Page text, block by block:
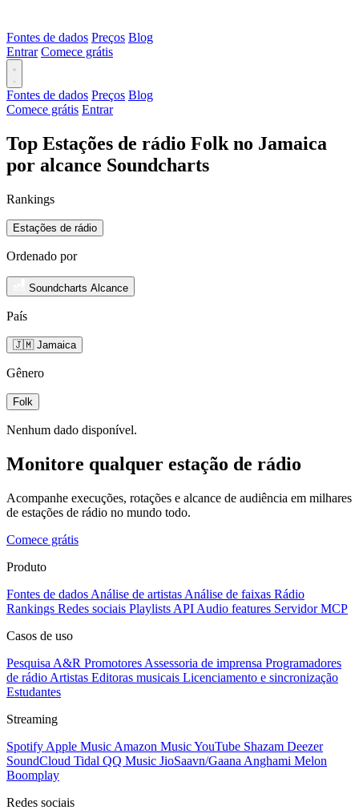
Fontes de dados Preços Blog
Entrar Comece grátis
Fontes de dados Preços Blog
Comece grátis Entrar
Top Estações de rádio Folk no Jamaica
por alcance Soundcharts
Rankings
Estações de rádio
Ordenado por
Soundcharts Alcance
País
🇯🇲 Jamaica
Gênero
Folk
Nenhum dado disponível.
Monitore qualquer estação de rádio
Acompanhe execuções, rotações e alcance de audiência em milhares
de estações de rádio no mundo todo.
Comece grátis
Produto
Fontes de dados Análise de artistas Análise de faixas Rádio
Rankings Redes sociais Playlists API Audio features Servidor MCP
Casos de uso
Pesquisa A&R Promotores Assessoria de imprensa Programadores
de rádio Artistas Editoras musicais Licenciamento e sincronização
Estudantes
Streaming
Spotify Apple Music Amazon MusicYouTube Shazam Deezer
SoundCloud Tidal QQ Music JioSaavn/Gaana Anghami Melon
Boomplay
Redes sociais